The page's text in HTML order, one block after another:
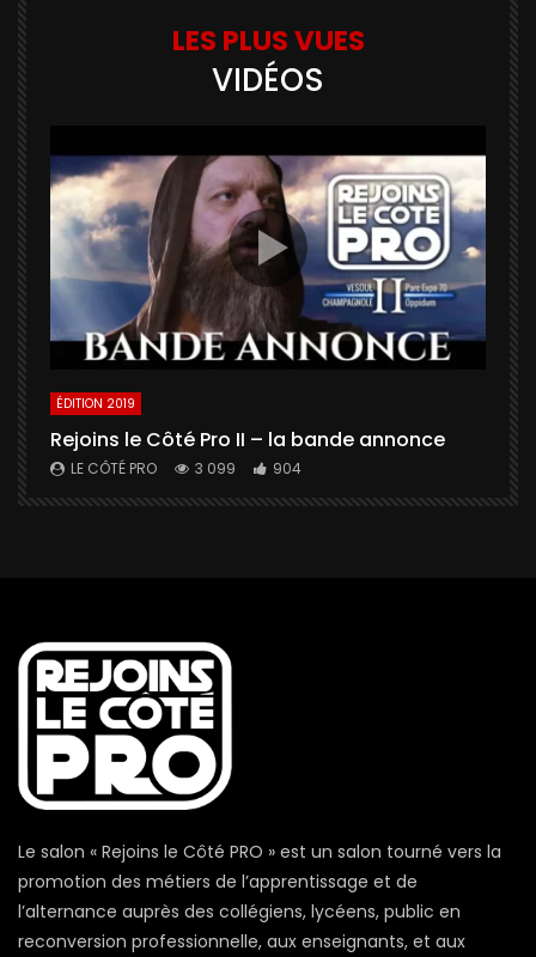
LES PLUS VUES
VIDÉOS
ÉDITION 2019
Rejoins le Côté Pro II – la bande annonce
LE CÔTÉ PRO 3 099 904
Le salon « Rejoins le Côté PRO » est un salon tourné vers la
promotion des métiers de l’apprentissage et de
l’alternance auprès des collégiens, lycéens, public en
reconversion professionnelle, aux enseignants, et aux